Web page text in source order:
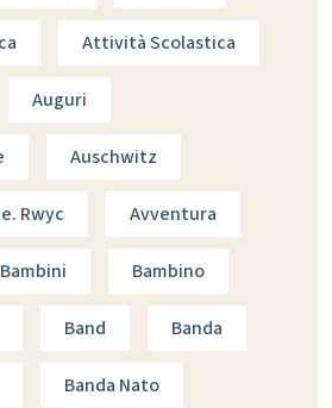
Attività Scolastica
Auguri
Auschwitz
Rwyc Avventura
Bambini Bambino
Band Banda
Banda Nato